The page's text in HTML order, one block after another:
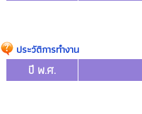
ประวัติการทำงาน
ปี พ.ศ.